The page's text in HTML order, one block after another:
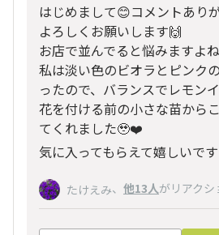
はじめまして😊コメントあり
よろしくお願いします🙌
お店で並んでると悩みますよ
私は淡い色のビオラとピンク
ったので、バランスでレモン
花を付ける前の小さな苗から
てくれました🥹❤️
気に入ってもらえて嬉しいで
たけえみ、 他13人がリアクシ